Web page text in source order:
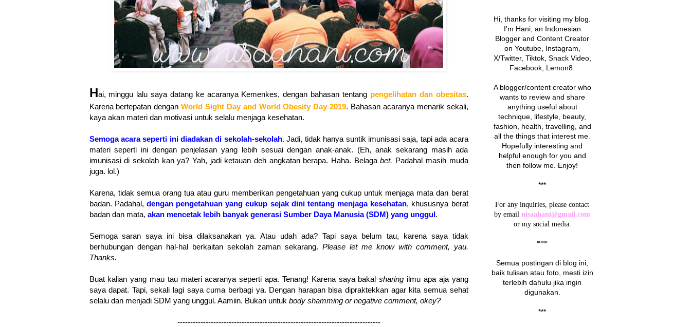
Hai, minggu lalusaya datang ke acaranya Kemenkes, dengan bahasan tentang pengelihatan dan obesitas.
Karena bertepatan denganWorld Sight Day and World Obesity Day 2019. Bahasan acaranya menarik sekali,
kaya akan materi dan motivasi untuk selalu menjaga kesehatan.
Semoga acara seperti ini diadakan di sekolah-sekolah. Jadi, tidak hanya suntik imunisasi saja, tapi ada acara
materi seperti ini dengan penjelasan yang lebih sesuai dengan anak-anak. (Eh, anak sekarang masih ada
imunisasi di sekolah kan ya? Yah, jadi ketauan deh angkatan berapa. Haha. Belagabet. Padahal masih muda
juga. lol.)
Karena, tidak semua orang tua atau guru memberikan pengetahuan yang cukup untuk menjaga mata dan berat
badan. Padahal, dengan pengetahuan yang cukup sejak dini tentang menjaga kesehatan, khususnya berat
badan dan mata, akan mencetak lebih banyak generasi Sumber Daya Manusia (SDM) yang unggul.
Semoga saran saya ini bisa dilaksanakan ya. Atau udah ada? Tapi saya belum tau, karena saya tidak
berhubungan dengan hal-hal berkaitan sekolah zaman sekarang. Please let me know with comment, yau.
Thanks.
Buat kalian yang mau tau materi acaranya seperti apa. Tenang! Karena saya bakalsharing ilmu apa aja yang
saya dapat. Tapi, sekali lagi saya cuma berbagi ya. Dengan harapan bisa dipraktekkan agar kita semua sehat
selalu dan menjadi SDM yang unggul. Aamiin. Bukan untuk body shamming or negative comment, okey?
-------------------------------------------------------------------------------
Hi, thanks for visiting my blog.
I'm Hani, an Indonesian
Blogger and Content Creator
on Youtube, Instagram,
X/Twitter, Tiktok, Snack Video,
Facebook, Lemon8.
A blogger/content creator who
wants to review and share
anything useful about
technique, lifestyle, beauty,
fashion, health, travelling, and
all the things that interest me.
Hopefully interesting and
helpful enough for you and
then follow me. Enjoy!
***
For any inquiries, please contact
by email nisaahani@gmail.com
or my social media.
***
Semua postingan di blog ini,
baik tulisan atau foto, mesti izin
terlebih dahulu jika ingin
digunakan.
***